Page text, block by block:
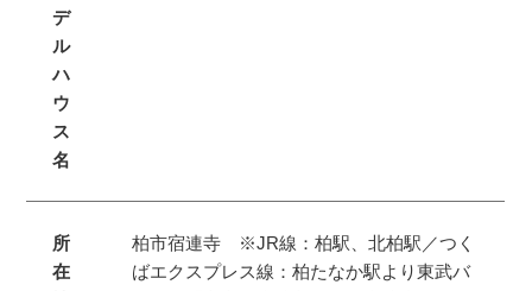
デ
ル
ハ
ウ
ス
名
所
在
柏市宿連寺 ※JR線：柏駅、北柏駅／つく
ばエクスプレス線：柏たなか駅より東武バ